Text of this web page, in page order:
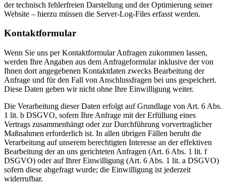
der technisch fehlerfreien Darstellung und der Optimierung seiner
Website – hierzu müssen die Server-Log-Files erfasst werden.
Kontaktformular
Wenn Sie uns per Kontaktformular Anfragen zukommen lassen,
werden Ihre Angaben aus dem Anfrageformular inklusive der von
Ihnen dort angegebenen Kontaktdaten zwecks Bearbeitung der
Anfrage und für den Fall von Anschlussfragen bei uns gespeichert.
Diese Daten geben wir nicht ohne Ihre Einwilligung weiter.
Die Verarbeitung dieser Daten erfolgt auf Grundlage von Art. 6 Abs.
1 lit. b DSGVO, sofern Ihre Anfrage mit der Erfüllung eines
Vertrags zusammenhängt oder zur Durchführung vorvertraglicher
Maßnahmen erforderlich ist. In allen übrigen Fällen beruht die
Verarbeitung auf unserem berechtigten Interesse an der effektiven
Bearbeitung der an uns gerichteten Anfragen (Art. 6 Abs. 1 lit. f
DSGVO) oder auf Ihrer Einwilligung (Art. 6 Abs. 1 lit. a DSGVO)
sofern diese abgefragt wurde; die Einwilligung ist jederzeit
widerrufbar.